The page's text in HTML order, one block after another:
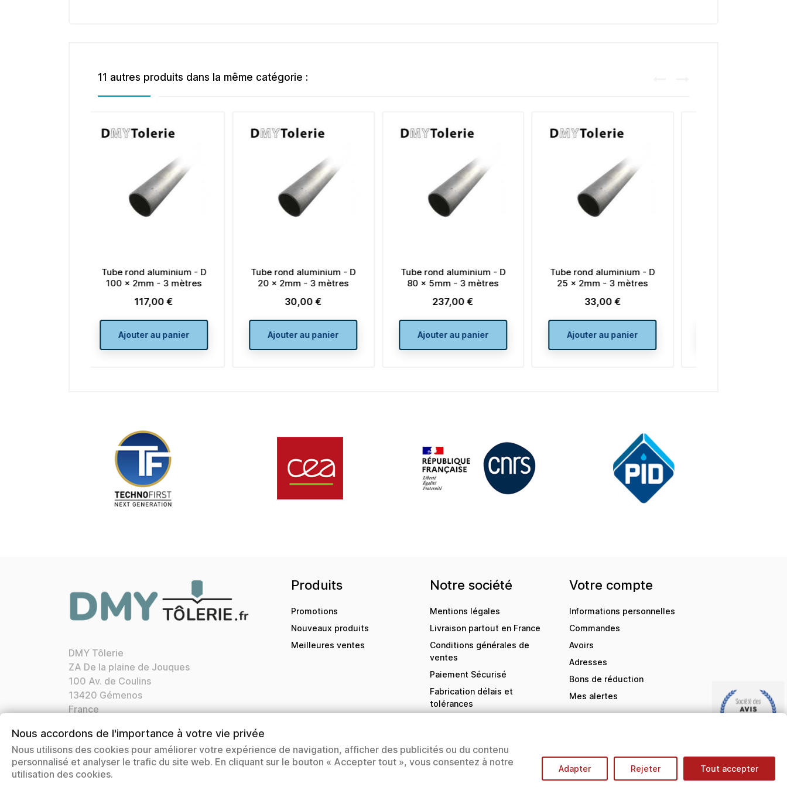
11 autres produits dans la même catégorie :
Tube rond aluminium - D
20 x 2mm - 3 mètres
Prix
30,00 €
Ajouter au panier
Tube rond aluminium - D
80 x 5mm - 3 mètres
Prix
237,00 €
Ajouter au panier
Tube rond aluminium - D
25 x 2mm - 3 mètres
Prix
33,00 €
Ajouter au panier
Tube rond aluminium - D
50 x 2mm - 3 mètres
Prix
57,00 €
Ajouter au panier
DMY Tôlerie
ZA De la plaine de Jouques
100 Av. de Coulins
13420 Gémenos
France
Nos horaires:Lun. Ven. 8h30 12h00 13h30
17h00
Courriel:contact@dmytolerie.fr
Produits
Promotions
Nouveaux produits
Meilleures ventes
Notre société
Mentions légales
Livraison partout en France
Conditions générales de
ventes
Paiement Sécurisé
Fabrication délais et
tolérances
Magasins
Votre compte
Informations personnelles
Commandes
Avoirs
Adresses
Bons de réduction
Mes alertes
Nous accordons de l'importance à votre vie privée
Nous utilisons des cookies pour améliorer votre expérience de navigation, afficher des publicités ou du contenu
personnalisé et analyser le trafic du site web. En cliquant sur le bouton « Accepter tout », vous consentez à notre
utilisation des cookies.
Adapter Rejeter Tout accepter
9.5